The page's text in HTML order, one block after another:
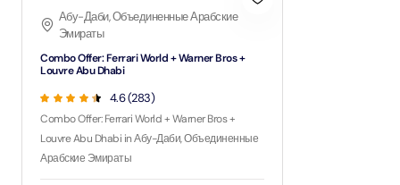
Абу-Даби, Объединенные Арабские
Эмираты
Combo Offer: Ferrari World + Warner Bros +
Louvre Abu Dhabi
4.6 (283)
Combo Offer: Ferrari World + Warner Bros +
Louvre Abu Dhabi in Абу-Даби, Объединенные
Арабские Эмираты